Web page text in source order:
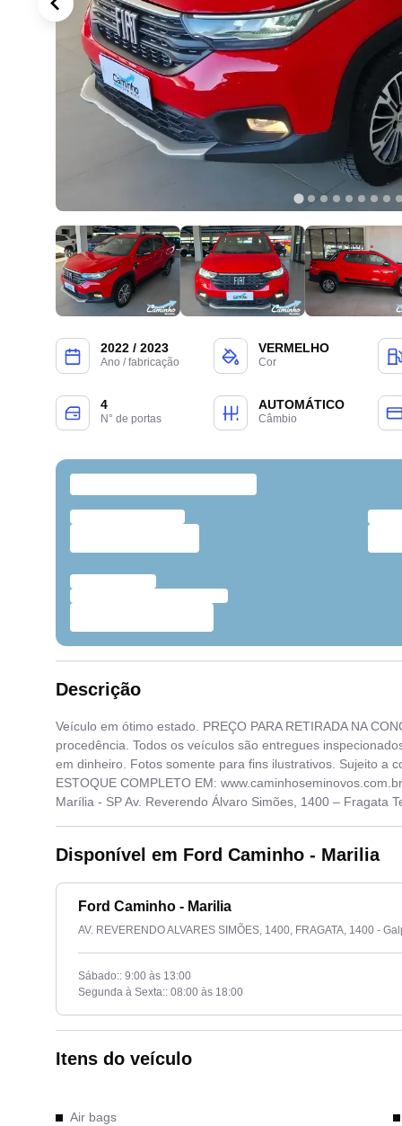
2022 / 2023
Ano / fabricação
VERMELHO
Cor
4
N° de portas
AUTOMÁTICO
Câmbio
Descrição
Veículo em ótimo estado. PREÇO PARA RETIRADA NA
procedência. Todos os veículos são entregues
em dinheiro. Fotos somente para fins ilustrativos. Sujeito a
ESTOQUE COMPLETO EM:
Marília - SP Av. Reverendo Álvaro Simões, 1400 – Fragata
Disponível em Ford Caminho - Marilia
Ford Caminho - Marilia
AV. REVERENDO ALVARES SIMÕES, 1400, FRAGATA, 1400 -
Sábado:: 9:00 às 13:00
Segunda à Sexta:: 08:00 às 18:00
Itens do veículo
Air bags